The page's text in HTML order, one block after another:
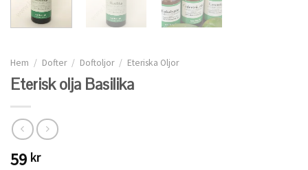
Hem / Dofter / Doftoljor / Eteriska Oljor
Eterisk olja Basilika
59 kr